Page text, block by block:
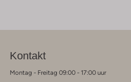
Kontakt
Montag - Freitag 09:00 - 17:00 uur